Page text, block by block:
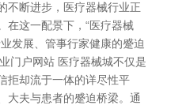
不断进步，医疗器械行业正
在这一配景下，“医疗器械
发展、管事行家健康的蹙迫
门户网站 医疗器械城不仅是
拒却流于一体的详尽性平
大夫与患者的蹙迫桥梁。通